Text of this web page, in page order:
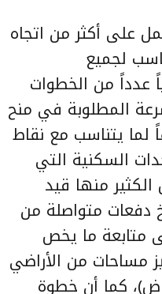
على أكثر من اتجاه
لجميع
عدداً من الخطوات
المطلوبة في منح
لما يتناسب مع نقاط
السكنية التي
الكثير منها قيد
دفعات متواصلة من
متابعة ما يخص
مساحات من الأراضي
كما أن خطوة